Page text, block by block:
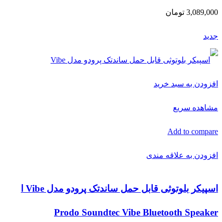
3,089,000 تومان
جدید
افزودن به سبد خرید
مشاهده سریع
Add to compare
افزودن به علاقه مندی
Prodo Soundtec Vibe Bluetooth Speaker